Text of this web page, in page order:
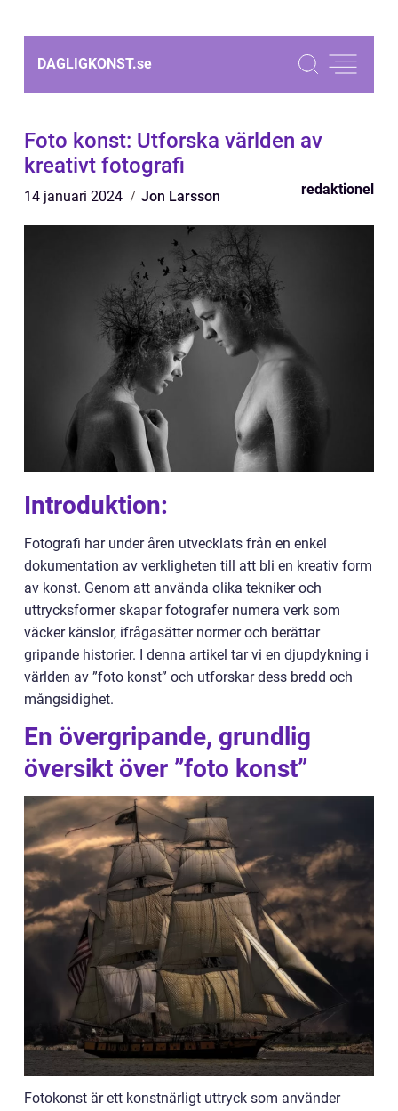
DAGLIGKONST.se
Foto konst: Utforska världen av
kreativt fotografi
14 januari 2024 Jon Larsson redaktionel
Introduktion:
Fotografi har under åren utvecklats från en enkel
dokumentation av verkligheten till att bli en kreativ form
av konst. Genom att använda olika tekniker och
uttrycksformer skapar fotografer numera verk som
väcker känslor, ifrågasätter normer och berättar
gripande historier. I denna artikel tar vi en djupdykning i
världen av ”foto konst” och utforskar dess bredd och
mångsidighet.
En övergripande, grundlig
översikt över ”foto konst”
Fotokonst är ett konstnärligt uttryck som använder